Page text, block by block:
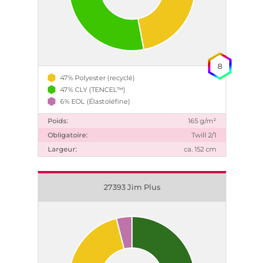
47% Polyester (recyclé)
47% CLY (TENCEL™)
6% EOL (Élastoléfine)
Poids:
165 g/m²
Obligatoire:
Twill 2/1
Largeur:
ca. 152 cm
8
27393 Jim Plus